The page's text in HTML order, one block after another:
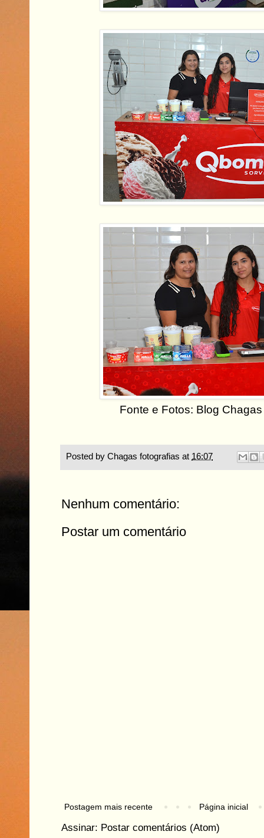
Fonte e Fotos: Blog
Posted by Chagas fotografias at 16:07
Nenhum comentário:
Postar um comentário
Postagem mais recente Página inicial
Assinar: Postar comentários (Atom)